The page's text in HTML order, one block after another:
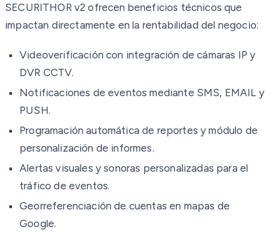
SECURITHOR v2 ofrecen beneficios técnicos que
impactan directamente en la rentabilidad del negocio:
Videoverificación con integración de cámaras IP y
DVR CCTV.
Notificaciones de eventos mediante SMS, EMAIL y
PUSH.
Programación automática de reportes y módulo de
personalización de informes.
Alertas visuales y sonoras personalizadas para el
tráfico de eventos.
Georreferenciación de cuentas en mapas de
Google.